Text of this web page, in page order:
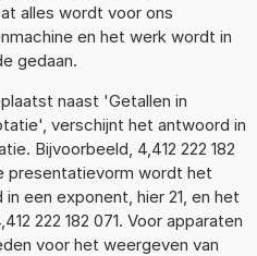
alles wordt voor ons
en het werk wordt in
gedaan.
naast 'Getallen in
verschijnt het antwoord in
Bijvoorbeeld, 4,412 222 182
presentatievorm wordt het
een exponent, hier 21, en het
222 182 071. Voor apparaten
voor het weergeven van